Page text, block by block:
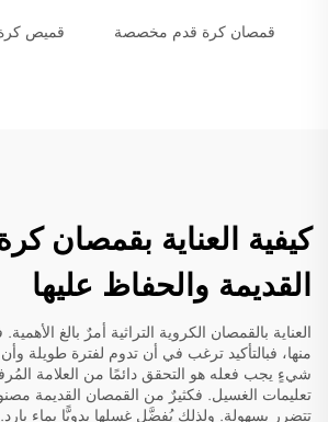
قمصان كرة قدم مخصصة قميص كرة
كيفية العناية بقمصان
القديمة والحفاظ عليها
العناية بالقمصان الكروية التراثية أمرٌ بالغ
منها، فبالتأكيد ترغب في أن تدوم لفترة طويلة
شيءٍ يجب فعله هو التحقق دائمًا من العلامة
تعليمات الغسيل. فكثيرٌ من القمصان القديمة
تتضرر بسهولة. ولذلك يُفضَّل غسلها يدويًّا بماء